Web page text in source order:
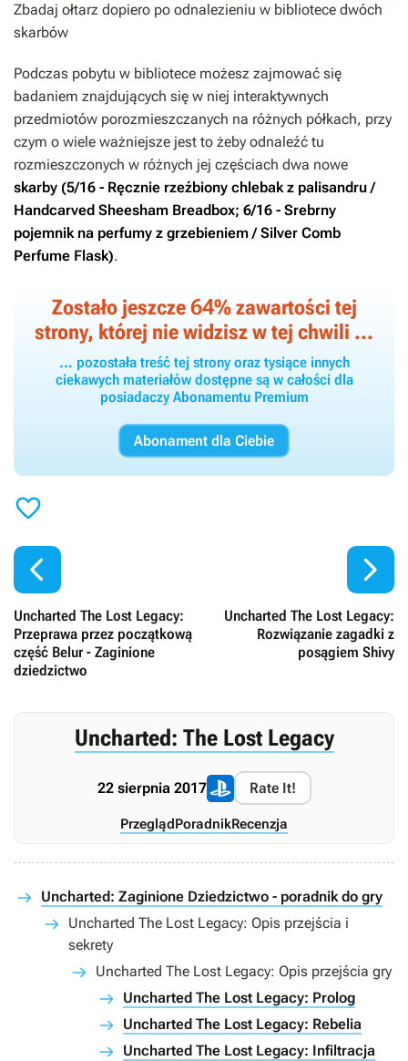
Zbadaj ołtarz dopiero po odnalezieniu w bibliotece dwóch
skarbów
Podczas pobytu w bibliotece możesz zajmować się
badaniem znajdujących się w niej interaktywnych
przedmiotów porozmieszczanych na różnych półkach, przy
czym o wiele ważniejsze jest to żeby odnaleźć tu
rozmieszczonych w różnych jej częściach dwa nowe
skarby (5/16 - Ręcznie rzeźbiony chlebak z palisandru /
Handcarved Sheesham Breadbox; 6/16 - Srebrny
pojemnik na perfumy z grzebieniem / Silver Comb
Perfume Flask).
Zostało jeszcze64% zawartości tej
strony, której nie widzisz w tej chwili ...
... pozostała treść tej strony oraz tysiące innych
ciekawych materiałów dostępne są w całości dla
posiadaczy Abonamentu Premium
Abonament dla Ciebie


Uncharted The Lost Legacy:
Przeprawa przez początkową
część Belur - Zaginione
dziedzictwo
Uncharted The Lost Legacy:
Rozwiązanie zagadki z
posągiem Shivy

Uncharted: The Lost Legacy
22 sierpnia 2017 Rate It!
PrzeglądPoradnikRecenzja
Uncharted: Zaginione Dziedzictwo - poradnik do gry
Uncharted The Lost Legacy: Opis przejścia i
sekrety
Uncharted The Lost Legacy: Opis przejścia gry
Uncharted The Lost Legacy: Prolog
Uncharted The Lost Legacy: Rebelia
Uncharted The Lost Legacy: Infiltracja